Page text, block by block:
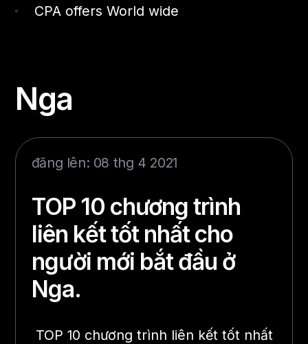
CPA offers World wide
Nga
đăng lên: 08 thg 4 2021
TOP 10 chương trình
liên kết tốt nhất cho
người mới bắt đầu ở
Nga.
TOP 10 chương trình liên kết tốt nhất